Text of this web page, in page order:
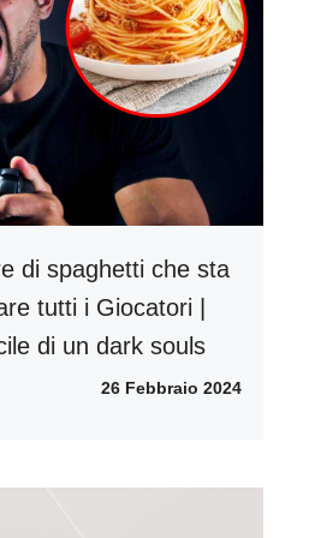
di spaghetti che sta
tutti i Giocatori |
di un dark souls
26 Febbraio 2024